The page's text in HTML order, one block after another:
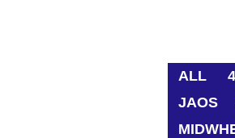
ALL
JAOS